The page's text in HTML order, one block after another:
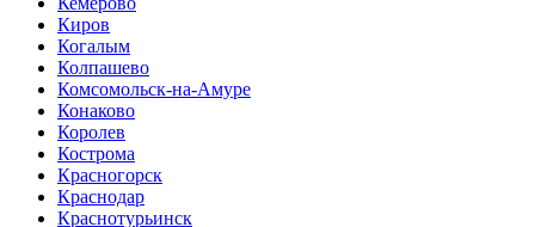
Киров
Когалым
Колпашево
Комсомольск-на-Амуре
Конаково
Королев
Кострома
Красногорск
Краснодар
Краснотурьинск